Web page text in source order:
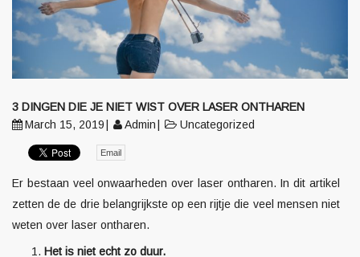
3 DINGEN DIE JE NIET WIST OVER LASER ONTHAREN
March 15, 2019
Admin Uncategorized
Email
Er bestaan veel onwaarheden over laser ontharen. In dit artikel
zetten de de drie belangrijkste op een rijtje die veel mensen niet
weten over laser ontharen.
Het is niet echt zo duur.